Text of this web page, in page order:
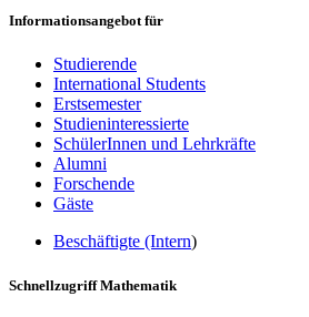
Informationsangebot für
Studierende
International Students
Erstsemester
Studieninteressierte
SchülerInnen und Lehrkräfte
Alumni
Forschende
Gäste
Beschäftigte (Intern)
Schnellzugriff Mathematik